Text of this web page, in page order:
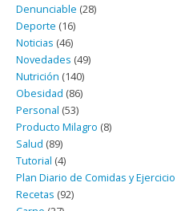
Denunciable (28)
Deporte (16)
Noticias (46)
Novedades (49)
Nutrición (140)
Obesidad (86)
Personal (53)
Producto Milagro (8)
Salud (89)
Tutorial (4)
Plan Diario de Comidas y Ejercicio
Recetas (92)